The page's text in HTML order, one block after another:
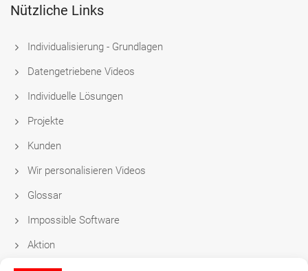
Nützliche Links
Individualisierung - Grundlagen
Datengetriebene Videos
Individuelle Lösungen
Projekte
Kunden
Wir personalisieren Videos
Glossar
Impossible Software
Aktion